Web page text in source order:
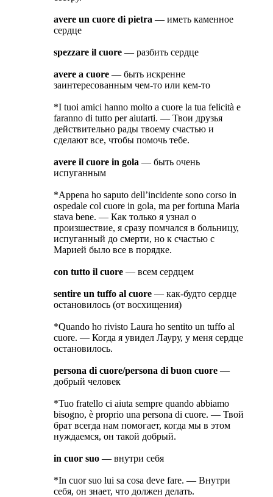
avere un cuore di pietra — иметь каменное
сердце
spezzare il cuore — разбить сердце
avere a cuore — быть искренне
заинтересованным чем-то или кем-то
*I tuoi amici hanno molto a cuore la tua felicità e
faranno di tutto per aiutarti. — Твои друзья
действительно рады твоему счастью и
сделают все, чтобы помочь тебе.
avere il cuore in gola — быть очень
испуганным
*Appena ho saputo dell’incidente sono corso in
ospedale col cuore in gola, ma per fortuna Maria
stava bene. — Как только я узнал о
произшествие, я сразу помчался в больницу,
испуганный до смерти, но к счастью с
Марией было все в порядке.
con tutto il cuore — всем сердцем
sentire un tuffo al cuore — как-будто сердце
остановилось (от восхищения)
*Quando ho rivisto Laura ho sentito un tuffo al
cuore. — Когда я увидел Лауру, у меня сердце
остановилось.
persona di cuore/persona di buon cuore —
добрый человек
*Tuo fratello ci aiuta sempre quando abbiamo
bisogno, è proprio una persona di cuore. — Твой
брат всегда нам помогает, когда мы в этом
нуждаемся, он такой добрый.
in cuor suo — внутри себя
*In cuor suo lui sa cosa deve fare. — Внутри
себя, он знает, что должен делать.